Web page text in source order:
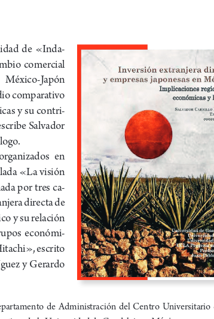
rtamento  de  Administración  del  Centro  Universitario
de  «Inda-
comercial
México-Japón
comparativo
y su contri-
Salvador
en
«La visión
por tres ca-
directa de
y su relación
económi-
escrito
y Gerardo